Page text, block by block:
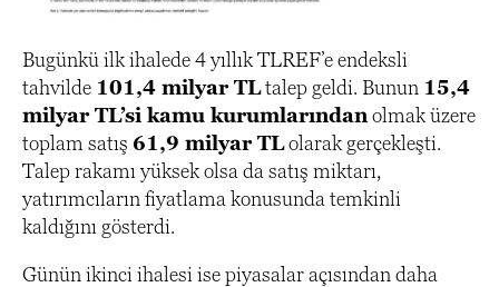
Bugünkü ilk ihalede 4 yıllık TLREF’e endeksli
tahvilde 101,4 milyar TLtalep geldi. Bunun 15,4
milyar TL’si kamu kurumlarından olmak üzere
toplam satış 61,9 milyar TLolarak gerçekleşti.
Talep rakamı yüksek olsa da satış miktarı,
yatırımcıların fiyatlama konusunda temkinli
kaldığını gösterdi.
Günün ikinci ihalesi ise piyasalar açısından daha